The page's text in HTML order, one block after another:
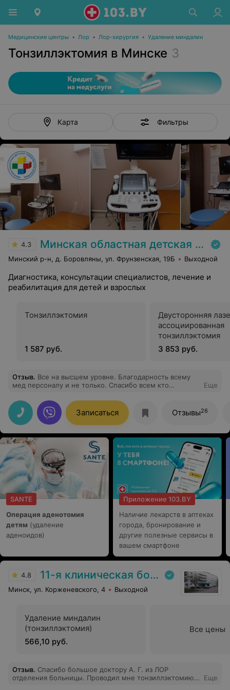
Медицинские центры • Лор • Лор-хирургия • Удаление миндалин
Тонзиллэктомия в Минске 3
Карта Фильтры
4.3 Минская областная детская клиническая больница
Минский р-н, д. Боровляны, ул. Фрунзенская, 19Б Выходной
Диагностика, консультации специалистов, лечение и
реабилитация для детей и взрослых
Тонзиллэктомия
1 587 руб.
Двусторонняя
ассоциированная
тонзиллэктомия
3 853 руб.
Отзыв. Все на высшем уровне. Благодарность всему
мед персоналу и не только. Спасибо всем кто
отношение к заболевшим людям. С наступающим вас
праздником! Здоровья вам и вашим близким. Спасибо
за вашу сложную работу, за то, что спасаете, лечите и
просто рядом в сложную минуту. Педиатрическое
отделение 4. Лечащий врач Алла Ивановна. Андрюша
всех благодарит.
Еще
Записаться Отзывы26
SANTE
Операция аденотомия
детям (удаление
аденоидов)
Приложение 103.BY
Наличие лекарств в аптеках
города, бронирование и
другие полезные сервисы в
вашем смартфоне
4.8 11-я клиническая больница
Минск, ул. Корженевского, 4 Выходной
Удаление миндалин
(тонзиллэктомия)
566,10 руб.
Все цены
Отзыв. Спасибо большое доктору А. Г. из ЛОР
отделения больницы. Проводил мне тонзиллэктомию,
Еще